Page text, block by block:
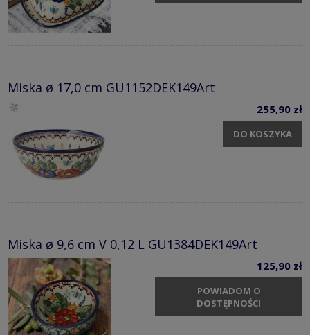
Miska ø 17,0 cm GU1152DEK149Art
255,90 zł
DO KOSZYKA
Miska ø 9,6 cm V 0,12 L GU1384DEK149Art
125,90 zł
POWIADOM O
DOSTĘPNOŚCI